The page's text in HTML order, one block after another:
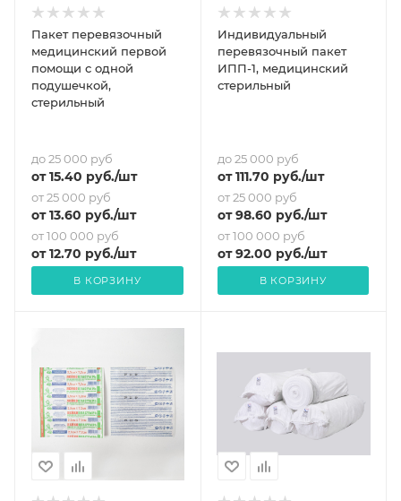
Пакет перевязочный
медицинский первой
помощи с одной
подушечкой,
стерильный
до 25 000 руб
от15.40 руб./шт
от 25 000 руб
от13.60 руб./шт
от 100 000 руб
от12.70 руб./шт
В КОРЗИНУ
Индивидуальный
перевязочный пакет
ИПП-1, медицинский
стерильный
до 25 000 руб
от111.70 руб./шт
от 25 000 руб
от98.60 руб./шт
от 100 000 руб
от92.00 руб./шт
В КОРЗИНУ